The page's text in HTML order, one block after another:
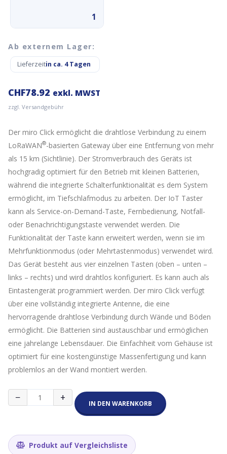
1
Ab externem Lager:
Lieferzeitin ca. 4 Tagen
CHF78.92 exkl. MWST
zzgl. Versandgebühr
Der miro Click ermöglicht die drahtlose Verbindung zu einem
LoRaWAN®-basierten Gateway über eine Entfernung von mehr
als 15 km (Sichtlinie). Der Stromverbrauch des Geräts ist
hochgradig optimiert für den Betrieb mit kleinen Batterien,
während die integrierte Schalterfunktionalität es dem System
ermöglicht, im Tiefschlafmodus zu arbeiten. Der IoT Taster
kann als Service-on-Demand-Taste, Fernbedienung, Notfall-
oder Benachrichtigungstaste verwendet werden. Die
Funktionalität der Taste kann erweitert werden, wenn sie im
Mehrfunktionmodus (oder Mehrtastenmodus) verwendet wird.
Das Gerät besteht aus vier einzelnen Tasten (oben – unten –
links – rechts) und wird drahtlos konfiguriert. Es kann auch als
Eintastengerät programmiert werden. Der miro Click verfügt
über eine vollständig integrierte Antenne, die eine
hervorragende drahtlose Verbindung durch Wände und Böden
ermöglicht. Die Batterien sind austauschbar und ermöglichen
eine jahrelange Lebensdauer. Die Einfachheit vom Gehäuse ist
optimiert für eine kostengünstige Massenfertigung und kann
problemlos an der Wand montiert werden.
−
Miromico
Button
Menge
+ IN DEN WARENKORB
Produkt auf Vergleichsliste